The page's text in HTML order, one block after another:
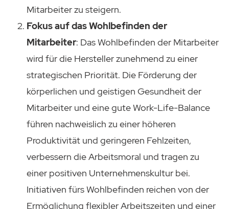
Mitarbeiter zu steigern.
Fokus auf das Wohlbefinden der
Mitarbeiter: Das Wohlbefinden der Mitarbeiter
wird für die Hersteller zunehmend zu einer
strategischen Priorität. Die Förderung der
körperlichen und geistigen Gesundheit der
Mitarbeiter und eine gute Work-Life-Balance
führen nachweislich zu einer höheren
Produktivität und geringeren Fehlzeiten,
verbessern die Arbeitsmoral und tragen zu
einer positiven Unternehmenskultur bei.
Initiativen fürs Wohlbefinden reichen von der
Ermöglichung flexibler Arbeitszeiten und einer